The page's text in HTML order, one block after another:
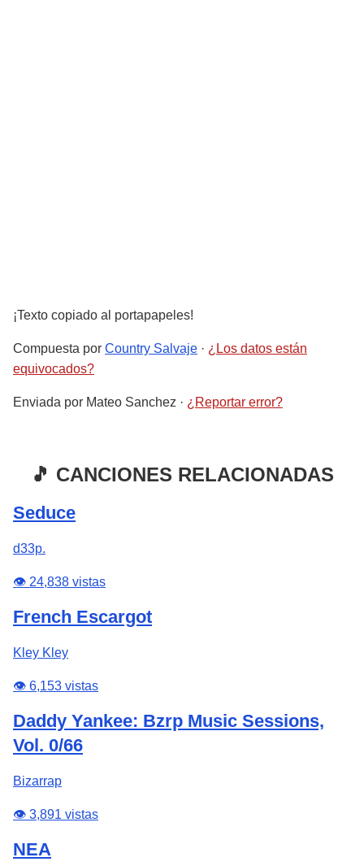
¡Texto copiado al portapapeles!
Compuesta por Country Salvaje · ¿Los datos están
equivocados?
Enviada por Mateo Sanchez · ¿Reportar error?
🎵 CANCIONES RELACIONADAS
Seduce
d33p.
👁️ 24,838 vistas
French Escargot
Kley Kley
👁️ 6,153 vistas
Daddy Yankee: Bzrp Music Sessions,
Vol. 0/66
Bizarrap
👁️ 3,891 vistas
NEA